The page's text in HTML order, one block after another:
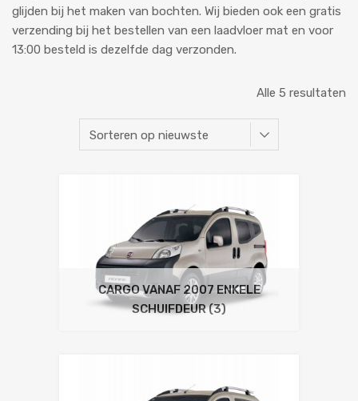
glijden bij het maken van bochten. Wij bieden ook een gratis
verzending bij het bestellen van een laadvloer mat en voor
13:00 besteld is dezelfde dag verzonden.
Alle 5 resultaten
CARGO VANAF 2007 ENKELE
SCHUIFDEUR(3)